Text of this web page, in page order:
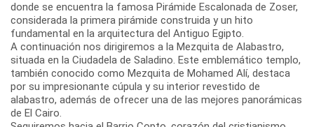
donde se encuentra la famosa Pirámide Escalonada de Zoser,
considerada la primera pirámide construida y un hito
fundamental en la arquitectura del Antiguo Egipto.
A continuación nos dirigiremos a la Mezquita de Alabastro,
situada en la Ciudadela de Saladino. Este emblemático templo,
también conocido como Mezquita de Mohamed Alí, destaca
por su impresionante cúpula y su interior revestido de
alabastro, además de ofrecer una de las mejores panorámicas
de El Cairo.